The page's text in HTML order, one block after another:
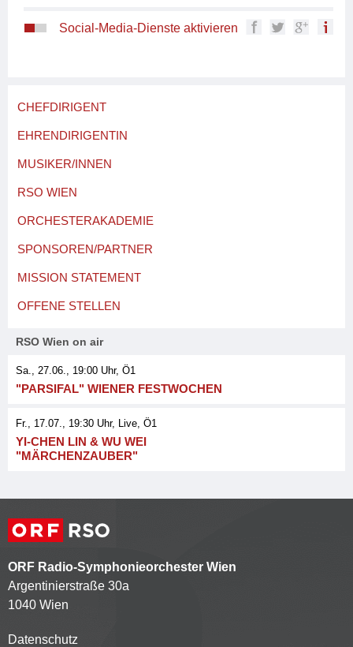
Social-Media-Dienste aktivieren
CHEFDIRIGENT
EHRENDIRIGENTIN
MUSIKER/INNEN
RSO WIEN
ORCHESTERAKADEMIE
SPONSOREN/PARTNER
MISSION STATEMENT
OFFENE STELLEN
RSO Wien on air
Sa., 27.06., 19:00 Uhr, Ö1
"PARSIFAL" WIENER FESTWOCHEN
Fr., 17.07., 19:30 Uhr, Live, Ö1
YI-CHEN LIN & WU WEI
"MÄRCHENZAUBER"
ORF Radio-Symphonieorchester Wien
Argentinierstraße 30a
1040 Wien
Datenschutz